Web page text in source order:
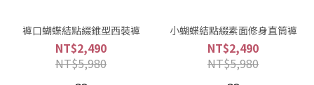
褲口蝴蝶結點綴錐型西裝褲
NT$2,490
NT$5,980
小蝴蝶結點綴素面修身直筒褲
NT$2,490
NT$5,980